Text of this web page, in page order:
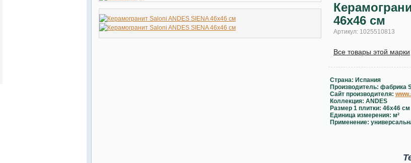
46х46 см
Артикул: 1025510813
Все товары этой марки
Страна: Испания
Производитель: фабрика
Сайт производителя:
Коллекция: ANDES
Размер 1 плитки: 46x46 см
Единица измерения: м²
Применение: